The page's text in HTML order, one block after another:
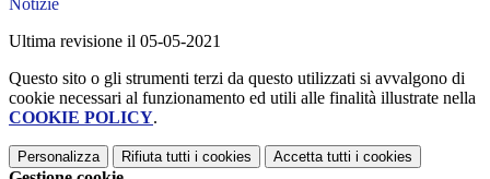
Notizie
Ultima revisione il 05-05-2021
Questo sito o gli strumenti terzi da questo utilizzati si avvalgono di
cookie necessari al funzionamento ed utili alle finalità illustrate nella
COOKIE POLICY.
Personalizza Rifiuta tutti i cookies Accetta tutti i cookies